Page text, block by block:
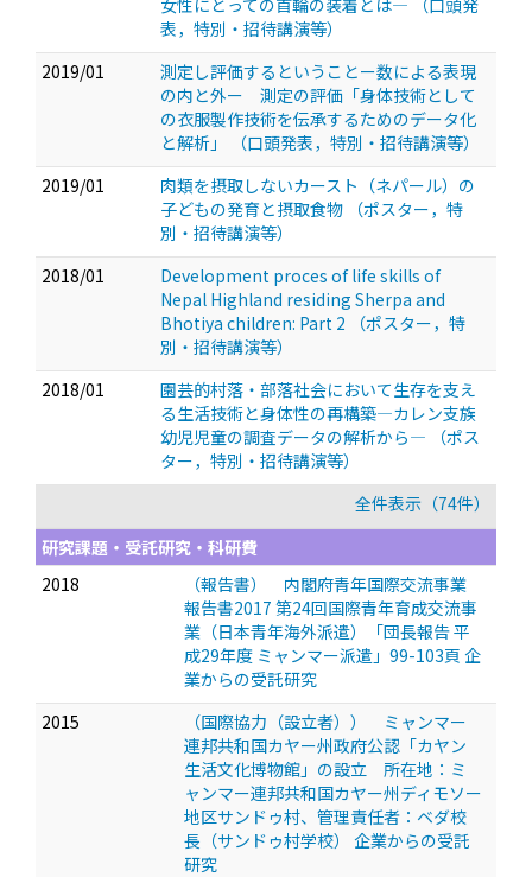
女性にとっての首輪の装着とは—
（口頭発
表，特別・招待講演等）
2019/01
測定し評価するということー数による表現
の内と外ー 測定の評価「身体技術として
の衣服製作技術を伝承するためのデータ化
と解析」
（口頭発表，特別・招待講演等）
2019/01
肉類を摂取しないカースト（ネパール）の
子どもの発育と摂取食物
（ポスター，特
別・招待講演等）
2018/01
Development proces of life skills of
Nepal Highland residing Sherpa and
Bhotiya children: Part 2
（ポスター，特
別・招待講演等）
2018/01
園芸的村落・部落社会において生存を支え
る生活技術と身体性の再構築—カレン支族
幼児児童の調査データの解析から—
（ポス
ター，特別・招待講演等）
全件表示（74件）
研究課題・受託研究・科研費
2018
（報告書） 内閣府青年国際交流事業
報告書2017 第24回国際青年育成交流事
業（日本青年海外派遣）「団長報告 平
成29年度 ミャンマー派遣」99-103頁 企
業からの受託研究
2015
（国際協力（設立者）） ミャンマー
連邦共和国カヤー州政府公認「カヤン
生活文化博物館」の設立 所在地：ミ
ャンマー連邦共和国カヤー州ディモソー
地区サンドゥ村、管理責任者：ベダ校
長（サンドゥ村学校） 企業からの受託
研究